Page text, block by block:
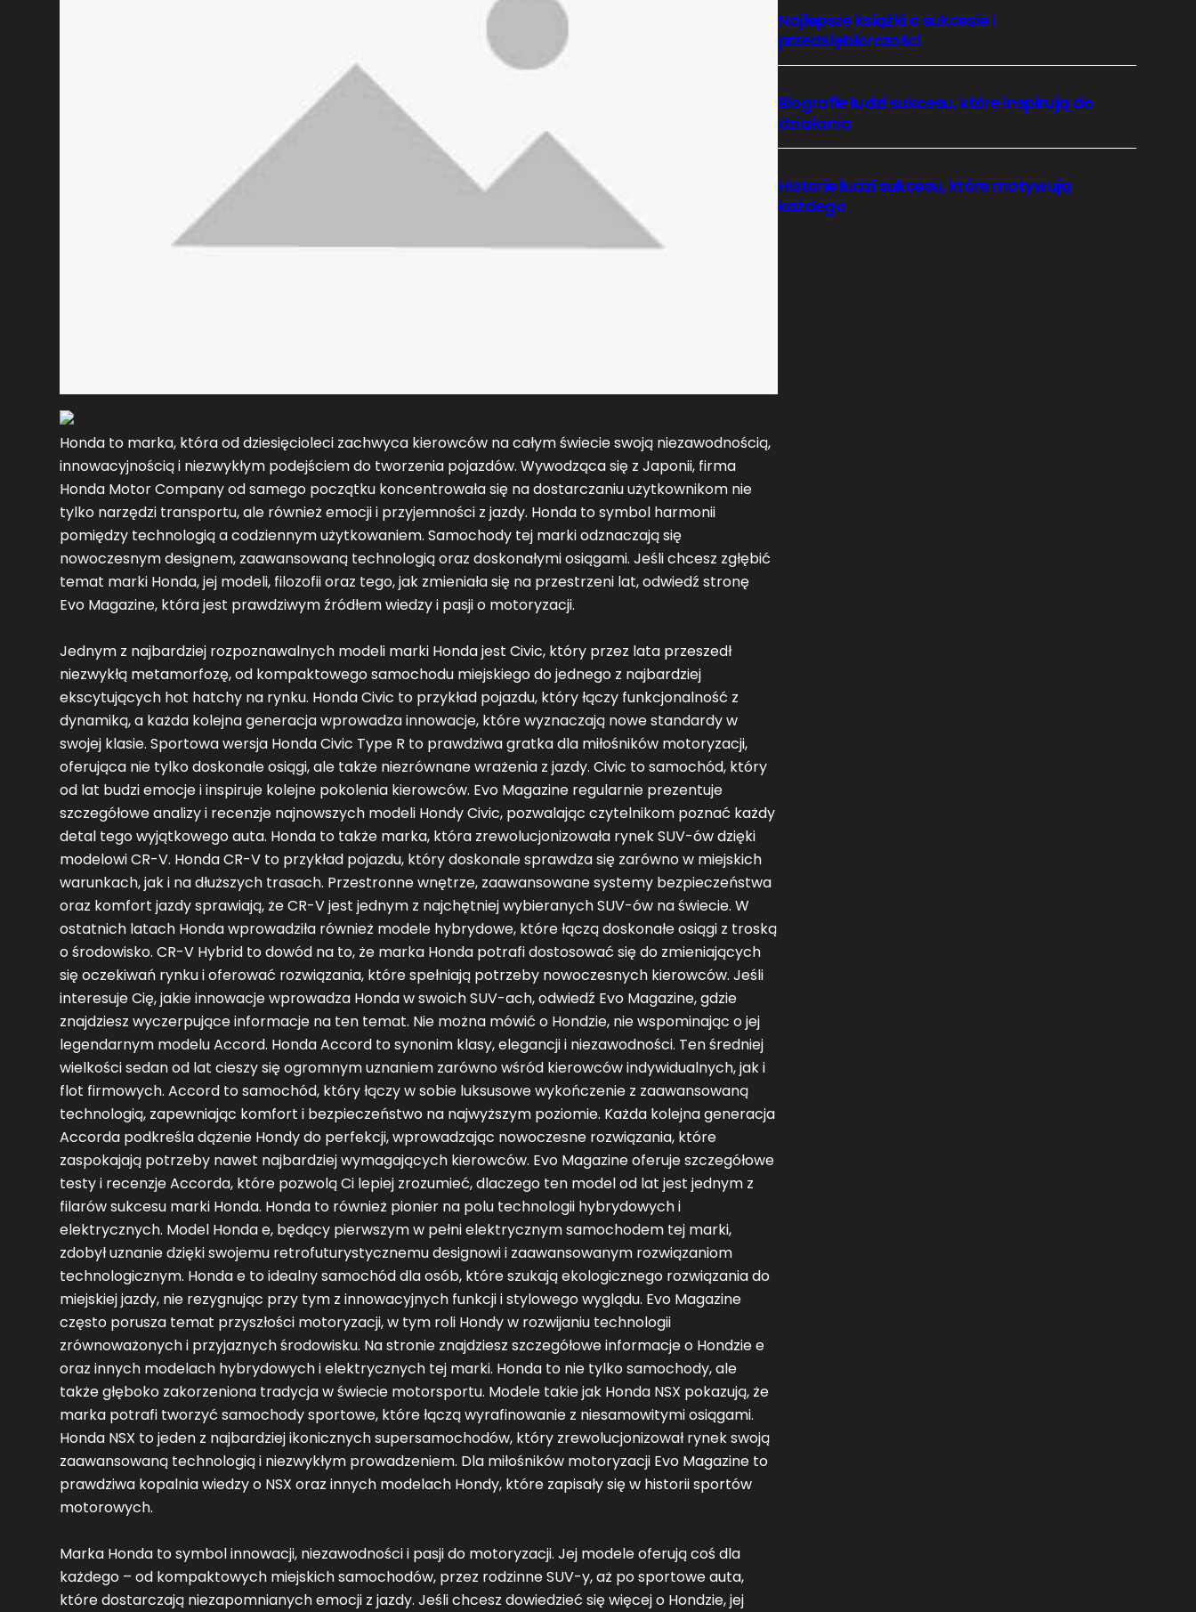
Honda to marka, która od dziesięcioleci zachwyca kierowców na całym świecie swoją niezawodnością,
innowacyjnością i niezwykłym podejściem do tworzenia pojazdów. Wywodząca się z Japonii, firma
Honda Motor Company od samego początku koncentrowała się na dostarczaniu użytkownikom nie
tylko narzędzi transportu, ale również emocji i przyjemności z jazdy. Honda to symbol harmonii
pomiędzy technologią a codziennym użytkowaniem. Samochody tej marki odznaczają się
nowoczesnym designem, zaawansowaną technologią oraz doskonałymi osiągami. Jeśli chcesz zgłębić
temat marki Honda, jej modeli, filozofii oraz tego, jak zmieniała się na przestrzeni lat, odwiedź stronę
Evo Magazine, która jest prawdziwym źródłem wiedzy i pasji o motoryzacji.
Jednym z najbardziej rozpoznawalnych modeli marki Honda jest Civic, który przez lata przeszedł
niezwykłą metamorfozę, od kompaktowego samochodu miejskiego do jednego z najbardziej
ekscytujących hot hatchy na rynku. Honda Civic to przykład pojazdu, który łączy funkcjonalność z
dynamiką, a każda kolejna generacja wprowadza innowacje, które wyznaczają nowe standardy w
swojej klasie. Sportowa wersja Honda Civic Type R to prawdziwa gratka dla miłośników motoryzacji,
oferująca nie tylko doskonałe osiągi, ale także niezrównane wrażenia z jazdy. Civic to samochód, który
od lat budzi emocje i inspiruje kolejne pokolenia kierowców. Evo Magazine regularnie prezentuje
szczegółowe analizy i recenzje najnowszych modeli Hondy Civic, pozwalając czytelnikom poznać każdy
detal tego wyjątkowego auta. Honda to także marka, która zrewolucjonizowała rynek SUV-ów dzięki
modelowi CR-V. Honda CR-V to przykład pojazdu, który doskonale sprawdza się zarówno w miejskich
warunkach, jak i na dłuższych trasach. Przestronne wnętrze, zaawansowane systemy bezpieczeństwa
oraz komfort jazdy sprawiają, że CR-V jest jednym z najchętniej wybieranych SUV-ów na świecie. W
ostatnich latach Honda wprowadziła również modele hybrydowe, które łączą doskonałe osiągi z troską
o środowisko. CR-V Hybrid to dowód na to, że marka Honda potrafi dostosować się do zmieniających
się oczekiwań rynku i oferować rozwiązania, które spełniają potrzeby nowoczesnych kierowców. Jeśli
interesuje Cię, jakie innowacje wprowadza Honda w swoich SUV-ach, odwiedź Evo Magazine, gdzie
znajdziesz wyczerpujące informacje na ten temat. Nie można mówić o Hondzie, nie wspominając o jej
legendarnym modelu Accord. Honda Accord to synonim klasy, elegancji i niezawodności. Ten średniej
wielkości sedan od lat cieszy się ogromnym uznaniem zarówno wśród kierowców indywidualnych, jak i
flot firmowych. Accord to samochód, który łączy w sobie luksusowe wykończenie z zaawansowaną
technologią, zapewniając komfort i bezpieczeństwo na najwyższym poziomie. Każda kolejna generacja
Accorda podkreśla dążenie Hondy do perfekcji, wprowadzając nowoczesne rozwiązania, które
zaspokajają potrzeby nawet najbardziej wymagających kierowców. Evo Magazine oferuje szczegółowe
testy i recenzje Accorda, które pozwolą Ci lepiej zrozumieć, dlaczego ten model od lat jest jednym z
filarów sukcesu marki Honda. Honda to również pionier na polu technologii hybrydowych i
elektrycznych. Model Honda e, będący pierwszym w pełni elektrycznym samochodem tej marki,
zdobył uznanie dzięki swojemu retrofuturystycznemu designowi i zaawansowanym rozwiązaniom
technologicznym. Honda e to idealny samochód dla osób, które szukają ekologicznego rozwiązania do
miejskiej jazdy, nie rezygnując przy tym z innowacyjnych funkcji i stylowego wyglądu. Evo Magazine
często porusza temat przyszłości motoryzacji, w tym roli Hondy w rozwijaniu technologii
zrównoważonych i przyjaznych środowisku. Na stronie znajdziesz szczegółowe informacje o Hondzie e
oraz innych modelach hybrydowych i elektrycznych tej marki. Honda to nie tylko samochody, ale
także głęboko zakorzeniona tradycja w świecie motorsportu. Modele takie jak Honda NSX pokazują, że
marka potrafi tworzyć samochody sportowe, które łączą wyrafinowanie z niesamowitymi osiągami.
Honda NSX to jeden z najbardziej ikonicznych supersamochodów, który zrewolucjonizował rynek swoją
zaawansowaną technologią i niezwykłym prowadzeniem. Dla miłośników motoryzacji Evo Magazine to
prawdziwa kopalnia wiedzy o NSX oraz innych modelach Hondy, które zapisały się w historii sportów
motorowych.
Marka Honda to symbol innowacji, niezawodności i pasji do motoryzacji. Jej modele oferują coś dla
każdego – od kompaktowych miejskich samochodów, przez rodzinne SUV-y, aż po sportowe auta,
które dostarczają niezapomnianych emocji z jazdy. Jeśli chcesz dowiedzieć się więcej o Hondzie, jej
Najlepsze książki o sukcesie i
przedsiębiorczości
Biografie ludzi sukcesu, które inspirują do
działania
Historie ludzi sukcesu, które motywują
każdego